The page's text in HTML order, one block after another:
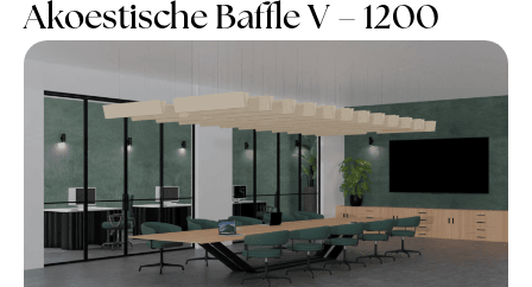
Akoestische Baffle V – 1200